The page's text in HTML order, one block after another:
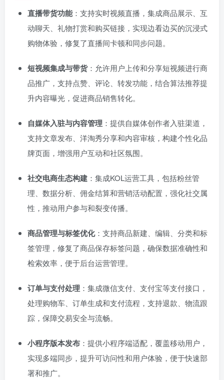
直播带货功能：支持实时视频直播，集成商品展示、互
动聊天、礼物打赏和购买链接，实现边看边买的沉浸式
购物体验，修复了直播间卡顿和同步问题。
短视频集成与带货：允许用户上传和分享短视频进行商
品推广，支持点赞、评论、转发功能，结合算法推荐提
升内容曝光，促进商品销售转化。
自媒体入驻与内容管理 ：提供自媒体创作者入驻渠道，
支持文章发布、洋淘秀分享和内容审核，构建个性化品
牌页面，增强用户互动和社区氛围。
社交电商生态构建 ：集成KOL运营工具，包括粉丝管
理、数据分析、佣金结算和营销活动配置，强化社交属
性，推动用户参与和裂变传播。
商品管理与标签优化：支持商品新建、编辑、分类和标
签管理，修复了商品保存标签问题，确保数据准确性和
检索效率，便于后台运营管理。
订单与支付处理 ：集成微信支付、支付宝等支付接口，
处理购物车、订单生成和支付流程，支持退款、物流跟
踪，保障交易安全与流畅。
小程序版本发布 ：提供小程序端适配，覆盖移动用户，
实现多端同步，提升可访问性和用户体验，便于快速部
署和推广。